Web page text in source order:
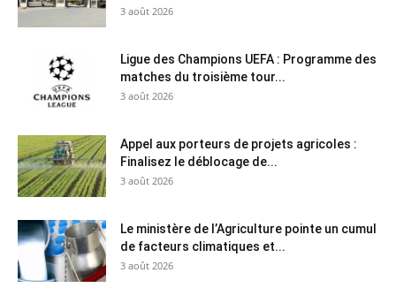
3 août 2026
Ligue des Champions UEFA : Programme des
matches du troisième tour...
3 août 2026
Appel aux porteurs de projets agricoles :
Finalisez le déblocage de...
3 août 2026
Le ministère de l’Agriculture pointe un cumul
de facteurs climatiques et...
3 août 2026